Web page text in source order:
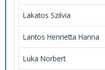
Lakatos Szilvia
Lantos Henrietta Hanna
Luka Norbert